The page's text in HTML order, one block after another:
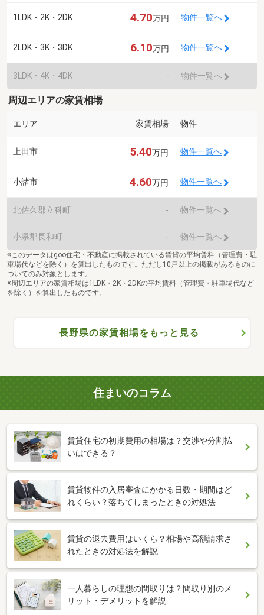
1LDK・2K・2DK 4.70万円 物件一覧へ
2LDK・3K・3DK 6.10万円 物件一覧へ
3LDK・4K・4DK - 物件一覧へ
周辺エリアの家賃相場
エリア 家賃相場 物件
上田市 5.40万円 物件一覧へ
小諸市 4.60万円 物件一覧へ
北佐久郡立科町 - 物件一覧へ
小県郡長和町 - 物件一覧へ
※このデータはgoo住宅・不動産に掲載されている賃貸の平均賃料（管理費・駐
車場代などを除く）を算出したものです。ただし10戸以上の掲載があるものに
ついてのみ対象とします。
※周辺エリアの家賃相場は1LDK・2K・2DKの平均賃料（管理費・駐車場代など
を除く）を算出したものです。
長野県の家賃相場をもっと見る
住まいのコラム
賃貸住宅の初期費用の相場は？交渉や分割払
いはできる？
賃貸物件の入居審査にかかる日数・期間はど
れくらい？落ちてしまったときの対処法
賃貸の退去費用はいくら？相場や高額請求さ
れたときの対処法を解説
一人暮らしの理想の間取りは？間取り別のメ
リット・デメリットを解説